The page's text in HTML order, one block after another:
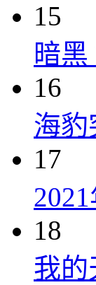
15
暗黑
16
海豹
17
18
我的